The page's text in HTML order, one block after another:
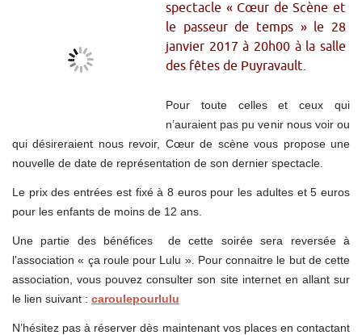
spectacle « Cœur de Scène et
le passeur de temps » le 28
janvier 2017 à 20h00 à la salle
des fêtes de Puyravault.
Pour toute celles et ceux qui
n’auraient pas pu venir nous voir ou
qui désireraient nous revoir, Cœur de scène vous propose une
nouvelle de date de représentation de son dernier spectacle.
Le prix des entrées est fixé à 8 euros pour les adultes et 5 euros
pour les enfants de moins de 12 ans.
Une partie des bénéfices de cette soirée sera reversée à
l’association « ça roule pour Lulu ». Pour connaitre le but de cette
association, vous pouvez consulter son site internet en allant sur
le lien suivant : caroulepourlulu
N’hésitez pas à réserver dès maintenant vos places en contactant